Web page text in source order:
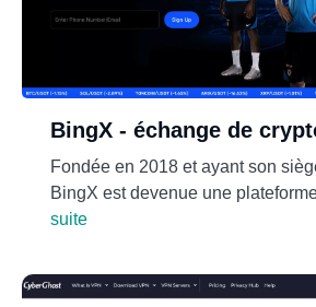
BingX - échange de
Fondée en 2018 et ayant son
BingX est devenue une
suite